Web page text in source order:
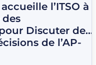
l’ITSO à
Discuter de
de l’AP-